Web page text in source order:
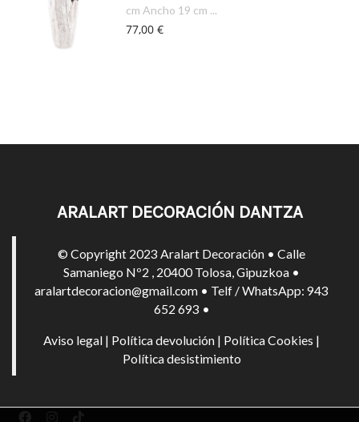
cm Ancho 19 cm ...
77,00 €
ARALART DECORACIÓN DANTZA
© Copyright 2023 Aralart Decoración • Calle
Samaniego Nº2 , 20400 Tolosa, Gipuzkoa •
aralartdecoracion@gmail.com • Telf / WhatsApp: 943
652 693 •
Aviso legal | Política devolución | Política Cookies |
Política desistimiento